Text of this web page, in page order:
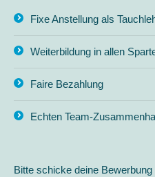
Fixe Anstellung als
Weiterbildung in allen
Faire Bezahlung
Echten Team-
Bitte schicke deine